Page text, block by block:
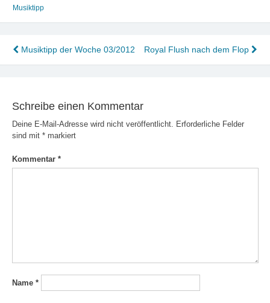
Musiktipp
Beitragsnavigation
Musiktipp der Woche 03/2012 Royal Flush nach dem Flop
Schreibe einen Kommentar
Deine E-Mail-Adresse wird nicht veröffentlicht. Erforderliche Felder
sind mit *markiert
Kommentar *
Name *